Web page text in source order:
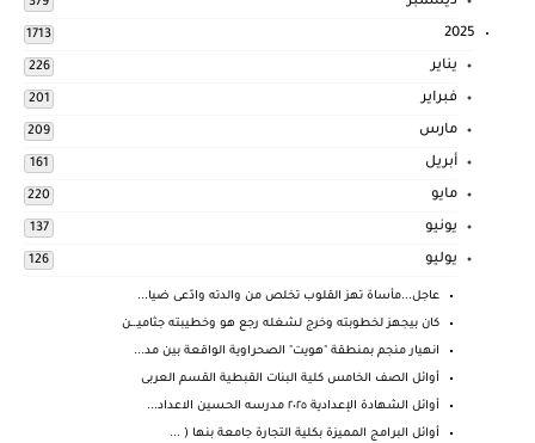
379
2025
1713
يناير 226
فبراير 201
مارس 209
أبريل 161
مايو 220
يونيو 137
يوليو 126
عاجل...مأساة تهز القلوب تخلص من والدته وادّعى ضيا...
كان بيجهز لخطوبته وخرج لشغله رجع هو وخطيبته جثاميـ.ـن
انهيار منجم بمنطقة "هويت" الصحراوية الواقعة بين مد...
أوائل الصف الخامس كلية البنات القبطية القسم العربى
أوائل الشهادة الإعدادية ٢٠٢٥ مدرسه الحسين الاعداد...
أوائل البرامج المميزة بكلية التجارة جامعة بنها ( ...